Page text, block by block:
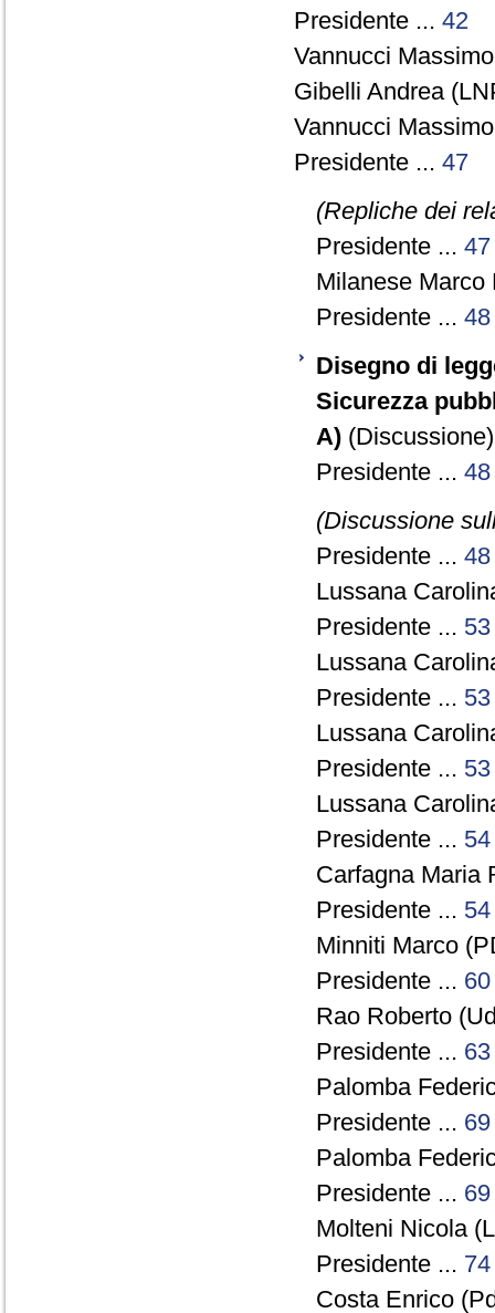
Presidente ... 42
Vannucci
Gibelli Andrea
Vannucci
Presidente ... 47
(Repliche dei
Presidente ... 47
Milanese
Presidente ... 48
Disegno di
Sicurezza
A)
Presidente ... 48
(Discussione
Presidente ... 48
Lussana
Presidente ... 53
Lussana
Presidente ... 53
Lussana
Presidente ... 53
Lussana
Presidente ... 54
Carfagna Maria
Presidente ... 54
Minniti Marco
Presidente ... 60
Rao Roberto
Presidente ... 63
Palomba
Presidente ... 69
Palomba
Presidente ... 69
Molteni Nicola
Presidente ... 74
Costa Enrico